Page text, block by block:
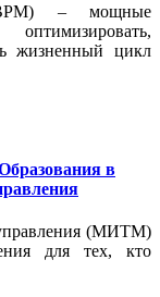
– мощные
жизненный цикл
в
(МИТМ)
для тех, кто